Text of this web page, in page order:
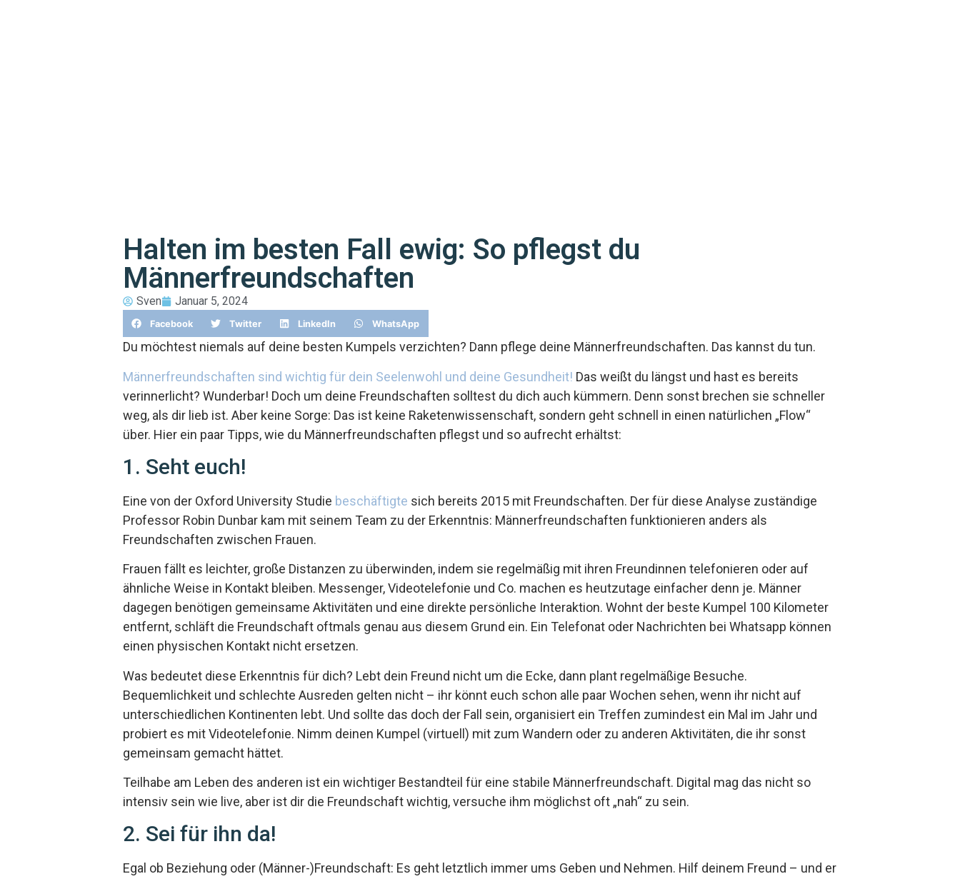
Halten im besten Fall ewig: So pflegst du
Männerfreundschaften
Sven Januar 5, 2024
Facebook Twitter LinkedIn WhatsApp
Du möchtest niemals auf deine besten Kumpels verzichten? Dann pflege deine Männerfreundschaften. Das kannst du tun.
Männerfreundschaften sind wichtig für dein Seelenwohl und deine Gesundheit! Das weißt du längst und hast es bereits
verinnerlicht? Wunderbar! Doch um deine Freundschaften solltest du dich auch kümmern. Denn sonst brechen sie schneller
weg, als dir lieb ist. Aber keine Sorge: Das ist keine Raketenwissenschaft, sondern geht schnell in einen natürlichen „Flow“
über. Hier ein paar Tipps, wie du Männerfreundschaften pflegst und so aufrecht erhältst:
1. Seht euch!
Eine von der Oxford University Studie beschäftigte sich bereits 2015 mit Freundschaften. Der für diese Analyse zuständige
Professor Robin Dunbar kam mit seinem Team zu der Erkenntnis: Männerfreundschaften funktionieren anders als
Freundschaften zwischen Frauen.
Frauen fällt es leichter, große Distanzen zu überwinden, indem sie regelmäßig mit ihren Freundinnen telefonieren oder auf
ähnliche Weise in Kontakt bleiben. Messenger, Videotelefonie und Co. machen es heutzutage einfacher denn je. Männer
dagegen benötigen gemeinsame Aktivitäten und eine direkte persönliche Interaktion. Wohnt der beste Kumpel 100 Kilometer
entfernt, schläft die Freundschaft oftmals genau aus diesem Grund ein. Ein Telefonat oder Nachrichten bei Whatsapp können
einen physischen Kontakt nicht ersetzen.
Was bedeutet diese Erkenntnis für dich? Lebt dein Freund nicht um die Ecke, dann plant regelmäßige Besuche.
Bequemlichkeit und schlechte Ausreden gelten nicht – ihr könnt euch schon alle paar Wochen sehen, wenn ihr nicht auf
unterschiedlichen Kontinenten lebt. Und sollte das doch der Fall sein, organisiert ein Treffen zumindest ein Mal im Jahr und
probiert es mit Videotelefonie. Nimm deinen Kumpel (virtuell) mit zum Wandern oder zu anderen Aktivitäten, die ihr sonst
gemeinsam gemacht hättet.
Teilhabe am Leben des anderen ist ein wichtiger Bestandteil für eine stabile Männerfreundschaft. Digital mag das nicht so
intensiv sein wie live, aber ist dir die Freundschaft wichtig, versuche ihm möglichst oft „nah“ zu sein.
2. Sei für ihn da!
Egal ob Beziehung oder (Männer-)Freundschaft: Es geht letztlich immer ums Geben und Nehmen. Hilf deinem Freund – und er